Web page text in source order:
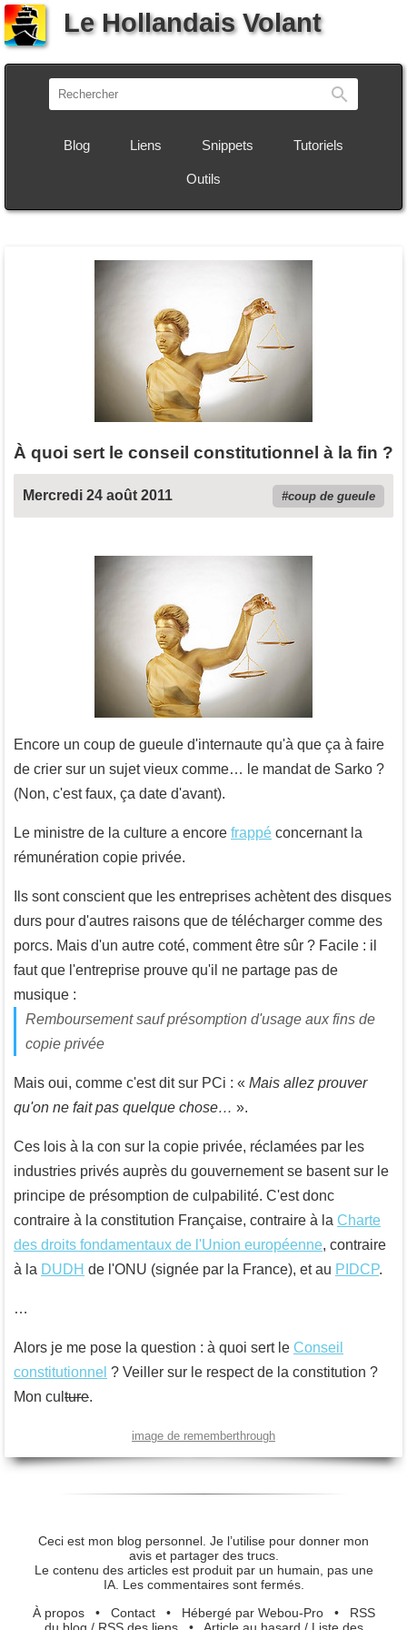
Le Hollandais Volant
Blog Liens Snippets Tutoriels
Outils
À quoi sert le conseil constitutionnel à la fin ?
Mercredi 24 août 2011 coup de gueule
Encore un coup de gueule d'internaute qu'à que ça à faire
de crier sur un sujet vieux comme… le mandat de Sarko ?
(Non, c'est faux, ça date d'avant).
Le ministre de la culture a encore frappé concernant la
rémunération copie privée.
Ils sont conscient que les entreprises achètent des disques
durs pour d'autres raisons que de télécharger comme des
porcs. Mais d'un autre coté, comment être sûr ? Facile : il
faut que l'entreprise prouve qu'il ne partage pas de
musique :
Remboursement sauf présomption d'usage aux fins de
copie privée
Mais oui, comme c'est dit sur PCi : « Mais allez prouver
qu'on ne fait pas quelque chose… ».
Ces lois à la con sur la copie privée, réclamées par les
industries privés auprès du gouvernement se basent sur le
principe de présomption de culpabilité. C'est donc
contraire à la constitution Française, contraire à la Charte
des droits fondamentaux de l'Union européenne, contraire
à la DUDH de l'ONU (signée par la France), et au PIDCP.
…
Alors je me pose la question : à quoi sert le Conseil
constitutionnel ? Veiller sur le respect de la constitution ?
Mon cul ture.
image de rememberthrough
Ceci est mon blog personnel. Je l’utilise pour donner mon
avis et partager des trucs.
Le contenu des articles est produit par un humain, pas une
IA. Les commentaires sont fermés.
À propos• Contact• Hébergé par Webou-Pro• RSS
du blog / RSS des liens• Article au hasard / Liste des